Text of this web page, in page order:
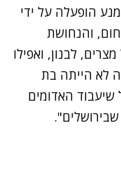
הופעלה על ידי
והנחושת
לבנון, ואפילו
לא הייתה בת
האדומים
שבירושלים".